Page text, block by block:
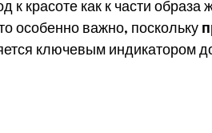
к красоте как к части образа
особенно важно, поскольку
ключевым индикатором